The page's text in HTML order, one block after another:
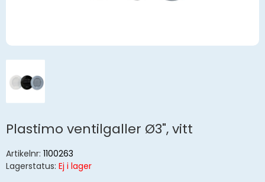
Plastimo ventilgaller Ø3", vitt
Artikelnr: 1100263
Lagerstatus: Ej i lager